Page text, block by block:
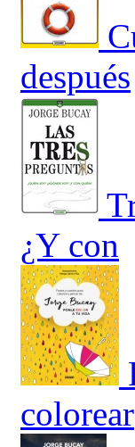
después
¿Y con
colorear